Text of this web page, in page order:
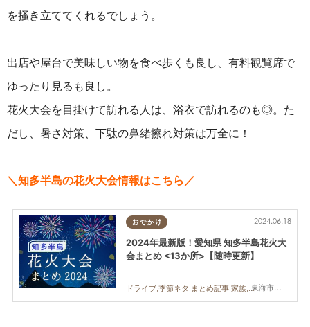
を掻き立ててくれるでしょう。
出店や屋台で美味しい物を食べ歩くも良し、有料観覧席で
ゆったり見るも良し。
花火大会を目掛けて訪れる人は、浴衣で訪れるのも◎。た
だし、暑さ対策、下駄の鼻緒擦れ対策は万全に！
＼知多半島の花火大会情報はこちら／
おでかけ
東海市,大府市,知多市,東浦町,阿久比町,半田市,常滑市,武豊町,美浜町,南知多町
2024.06.18
2024年最新版！愛知県 知多半島花火大
会まとめ <13か所>【随時更新】
ドライブ,季節ネタ,まとめ記事,家族,カップル,友人